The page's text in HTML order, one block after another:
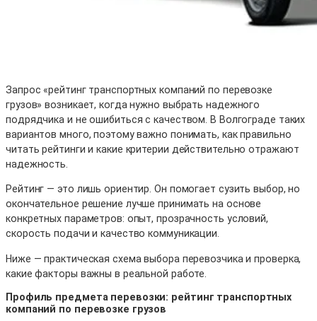
Запрос «рейтинг транспортных компаний по перевозке
грузов» возникает, когда нужно выбрать надежного
подрядчика и не ошибиться с качеством. В Волгограде таких
вариантов много, поэтому важно понимать, как правильно
читать рейтинги и какие критерии действительно отражают
надежность.
Рейтинг — это лишь ориентир. Он помогает сузить выбор, но
окончательное решение лучше принимать на основе
конкретных параметров: опыт, прозрачность условий,
скорость подачи и качество коммуникации.
Ниже — практическая схема выбора перевозчика и проверка,
какие факторы важны в реальной работе.
Профиль предмета перевозки: рейтинг транспортных
компаний по перевозке грузов